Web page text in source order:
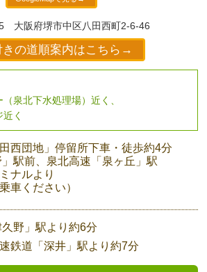
大阪府堺市中区八田西町2-6-46
きの道順案内はこちら→
泉北下水処理場）近く、
く
田西団地」停留所下車・徒歩約4分
駅前、 泉北高速「泉ヶ丘」駅
ナルより
車ください）
野」駅より約6分
鉄道「深井」駅より約7分